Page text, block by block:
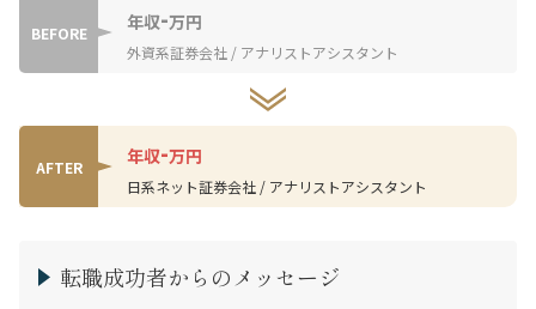
BEFORE 年収-万円
外資系証券会社 / アナリストアシスタント
AFTER 年収-万円
日系ネット証券会社 / アナリストアシスタント
転職成功者からのメッセージ